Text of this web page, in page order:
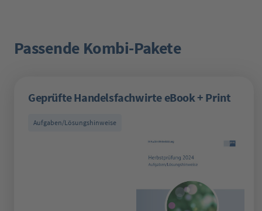
Produktgalerie überspringen
Passende Kombi-Pakete
Geprüfte Handelsfachwirte eBook + Print
Aufgaben/Lösungshinweise